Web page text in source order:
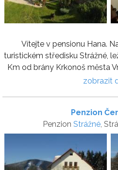
Vítejte v pensionu Hana.
turistickém středisku Strážné,
Km od brány Krkonoš města
zobrazit
Penzion
Penzion Strážné ,